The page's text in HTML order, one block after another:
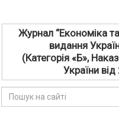
Журнал “Економіка
видання
(Категорія «Б»,
України